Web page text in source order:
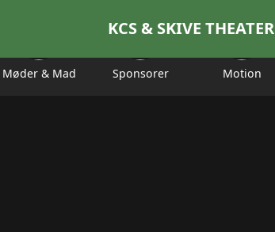
KCS & SKIVE THEATER
Møder & Mad Sponsorer Motion